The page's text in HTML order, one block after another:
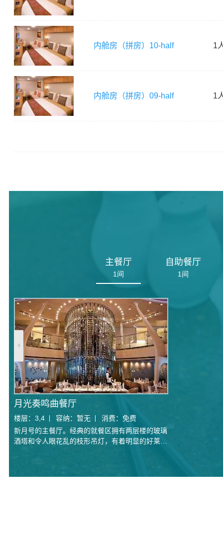
内舱房（拼房） 10-half 1
内舱房（拼房） 09-half 1
主餐厅
1 间
自助餐厅
1 间
月光奏鸣曲餐厅
楼层： 3,4 容纳： 暂无 消费： 免费
新月号的主餐厅。经典的就餐区拥有两层楼的玻璃
酒塔和令人眼花乱的枝形吊灯，有着明显的好莱坞